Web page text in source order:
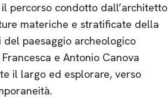
percorso condotto dall’architetto
materiche e stratificate della
paesaggio archeologico
e Antonio Canova
il largo ed esplorare, verso